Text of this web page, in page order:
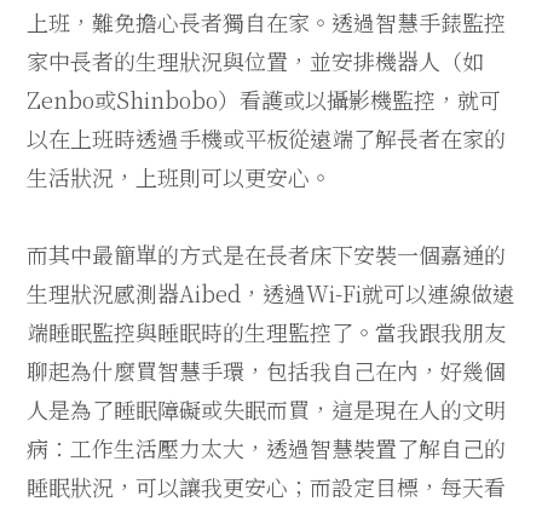
上班，難免擔心長者獨自在家。透過智慧手錶監控
家中長者的生理狀況與位置，並安排機器人（如
Zenbo或Shinbobo）看護或以攝影機監控，就可
以在上班時透過手機或平板從遠端了解長者在家的
生活狀況，上班則可以更安心。
而其中最簡單的方式是在長者床下安裝一個嘉通的
生理狀況感測器Aibed，透過Wi-Fi就可以連線做遠
端睡眠監控與睡眠時的生理監控了。當我跟我朋友
聊起為什麼買智慧手環，包括我自己在內，好幾個
人是為了睡眠障礙或失眠而買，這是現在人的文明
病：工作生活壓力太大，透過智慧裝置了解自己的
睡眠狀況，可以讓我更安心；而設定目標，每天看